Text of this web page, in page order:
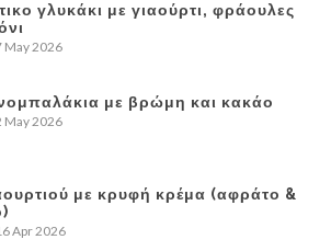
γλυκάκι με γιαούρτι, φράουλες
May 2026
με βρώμη και κακάο
May 2026
με κρυφή κρέμα (αφράτο &
Apr 2026